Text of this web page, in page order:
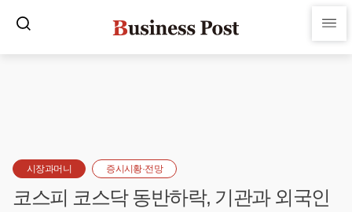
시장과머니 증시시황·전망
코스피 코스닥 동반하락, 기관과 외국인